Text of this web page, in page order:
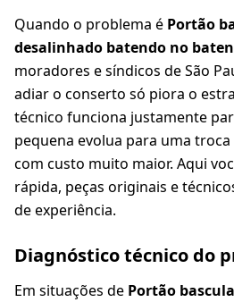
Quando o problema é Portão
desalinhado batendo no
moradores e síndicos de São
adiar o conserto só piora o
técnico funciona justamente
pequena evolua para uma
com custo muito maior. Aqui
rápida, peças originais e
de experiência.
Diagnóstico técnico do
Em situações de Portão